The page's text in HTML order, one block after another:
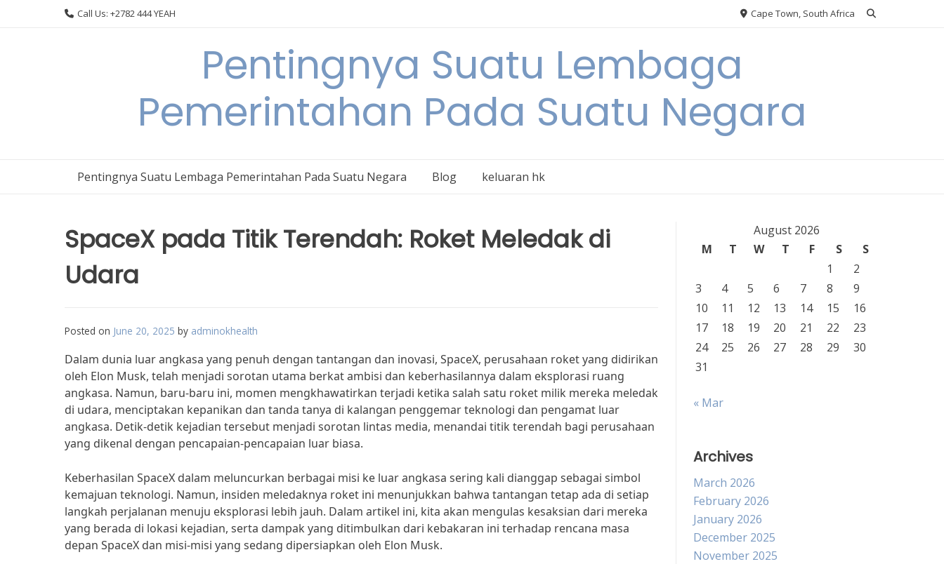
Call Us: +2782 444 YEAH Cape Town, South Africa
Pentingnya Suatu Lembaga
Pemerintahan Pada Suatu Negara
Pentingnya Suatu Lembaga Pemerintahan Pada Suatu Negara Blog keluaran hk
SpaceX pada Titik Terendah: Roket Meledak di
Udara
Posted on June 20, 2025 by adminokhealth
Dalam dunia luar angkasa yang penuh dengan tantangan dan inovasi, SpaceX, perusahaan roket yang didirikan
oleh Elon Musk, telah menjadi sorotan utama berkat ambisi dan keberhasilannya dalam eksplorasi ruang
angkasa. Namun, baru-baru ini, momen mengkhawatirkan terjadi ketika salah satu roket milik mereka meledak
di udara, menciptakan kepanikan dan tanda tanya di kalangan penggemar teknologi dan pengamat luar
angkasa. Detik-detik kejadian tersebut menjadi sorotan lintas media, menandai titik terendah bagi perusahaan
yang dikenal dengan pencapaian-pencapaian luar biasa.
Keberhasilan SpaceX dalam meluncurkan berbagai misi ke luar angkasa sering kali dianggap sebagai simbol
kemajuan teknologi. Namun, insiden meledaknya roket ini menunjukkan bahwa tantangan tetap ada di setiap
langkah perjalanan menuju eksplorasi lebih jauh. Dalam artikel ini, kita akan mengulas kesaksian dari mereka
yang berada di lokasi kejadian, serta dampak yang ditimbulkan dari kebakaran ini terhadap rencana masa
depan SpaceX dan misi-misi yang sedang dipersiapkan oleh Elon Musk.
August 2026
M
T W T F S
S
1
2
3
4 5 6 7 8
9
10
11 12 13 14 15
16
17
18 19 20 21 22
23
24
25 26 27 28 29
30
31
« Mar
Archives
March 2026
February 2026
January 2026
December 2025
November 2025